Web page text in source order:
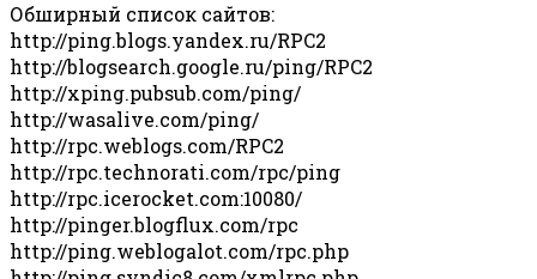
Обширный список сайтов:
http://ping.blogs.yandex.ru/RPC2
http://blogsearch.google.ru/ping/RPC2
http://xping.pubsub.com/ping/
http://wasalive.com/ping/
http://rpc.weblogs.com/RPC2
http://rpc.technorati.com/rpc/ping
http://rpc.icerocket.com:10080/
http://pinger.blogflux.com/rpc
http://ping.weblogalot.com/rpc.php